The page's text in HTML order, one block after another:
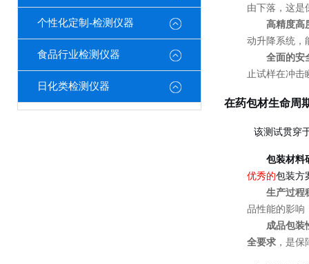
个性化定制-检测仪器
食品行业检测仪器
日化类检测仪器
由下落，这是
高精度高
动升降系统，
全面的安
止试样在冲击
在药包材生命周
该测试贯穿
包装材料
优秀的包装方
生产过程
品性能的影响
成品包装
全要求 ，是